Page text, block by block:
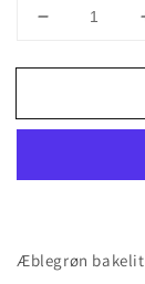
Decrease
for
æblegrøn
Æblegrøn